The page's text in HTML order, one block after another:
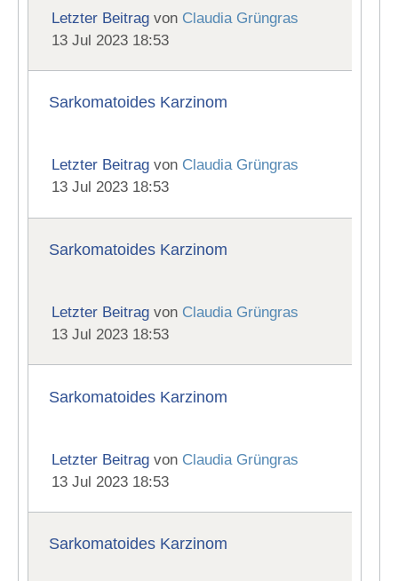
Letzter Beitrag von Claudia Grüngras
13 Jul 2023 18:53
Sarkomatoides Karzinom
Letzter Beitrag von Claudia Grüngras
13 Jul 2023 18:53
Sarkomatoides Karzinom
Letzter Beitrag von Claudia Grüngras
13 Jul 2023 18:53
Sarkomatoides Karzinom
Letzter Beitrag von Claudia Grüngras
13 Jul 2023 18:53
Sarkomatoides Karzinom